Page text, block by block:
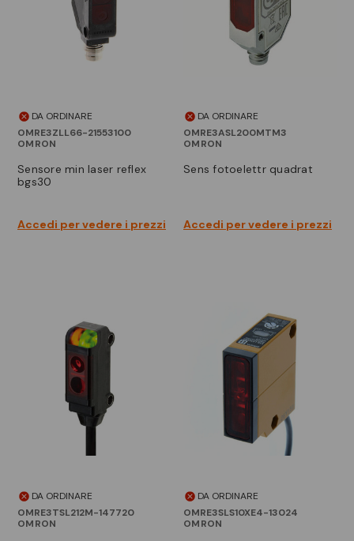
DA ORDINARE
OMRE3ZLL66-21553100
OMRON
sensore min laser reflex
bgs30
Accedi per vedere i prezzi
DA ORDINARE
OMRE3ASL200MTM3
OMRON
sens fotoelettr quadrat
Accedi per vedere i prezzi
DA ORDINARE
OMRE3TSL212M-147720
OMRON
DA ORDINARE
OMRE3SLS10XE4-13024
OMRON